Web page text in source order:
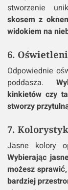
stworzenie
skosem z
widokiem na
6.
Odpowiednie
poddasza.
kinkietów czy
stworzy
7.
Jasne kolory
Wybierając
możesz
bardziej